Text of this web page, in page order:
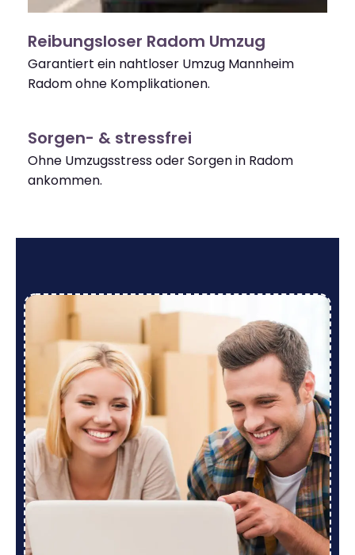
Reibungsloser Radom Umzug
Garantiert ein nahtloser Umzug Mannheim
Radom ohne Komplikationen.
Sorgen- & stressfrei
Ohne Umzugsstress oder Sorgen in Radom
ankommen.